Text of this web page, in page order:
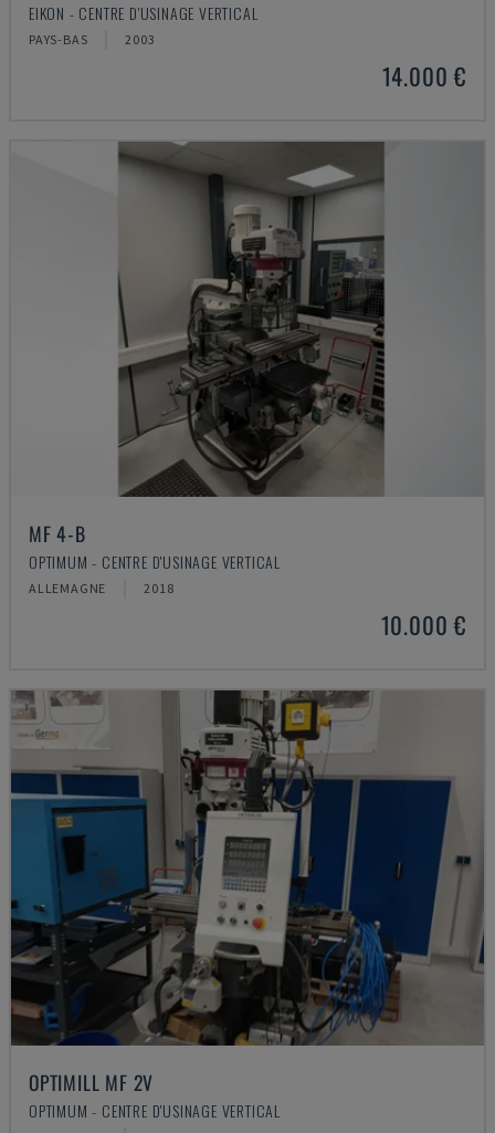
EIKON - CENTRE D'USINAGE VERTICAL
PAYS-BAS 2003
14.000 €
MF 4-B
OPTIMUM - CENTRE D'USINAGE VERTICAL
ALLEMAGNE 2018
10.000 €
OPTIMILL MF 2V
OPTIMUM - CENTRE D'USINAGE VERTICAL